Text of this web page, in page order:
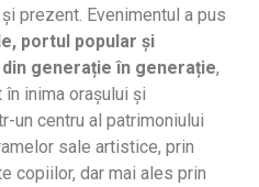
prezent. Evenimentul a pus
portul popular și
generație în generație,
inima orașului și
un centru al patrimoniului
sale artistice, prin
copiilor, dar mai ales prin